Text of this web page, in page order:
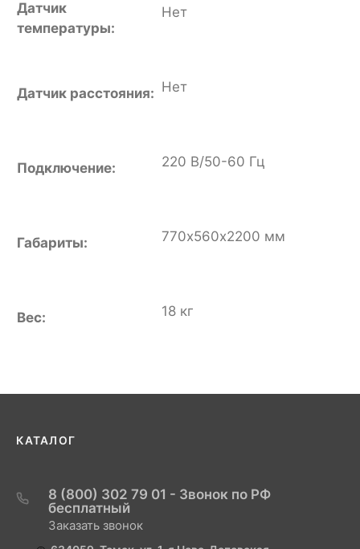
Датчик
температуры:
Нет
Датчик расстояния: Нет
Подключение: 220 В/50-60 Гц
Габариты: 770х560х2200 мм
Вес: 18 кг
КАТАЛОГ
8 (800) 302 79 01 - Звонок по РФ
бесплатный
Заказать звонок